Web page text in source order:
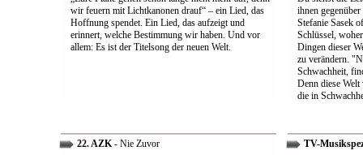
wir feuern mit Lichtkanonen drauf“ – ein Lied, das
Hoffnung spendet. Ein Lied, das aufzeigt und
erinnert, welche Bestimmung wir haben. Und vor
allem: Es ist der Titelsong der neuen Welt.
ihnen
Stefanie Sasek
Schlüssel,
Dingen dieser
zu verändern.
Schwachheit,
Denn diese Welt
die in
22. AZK- Nie Zuvor TV-